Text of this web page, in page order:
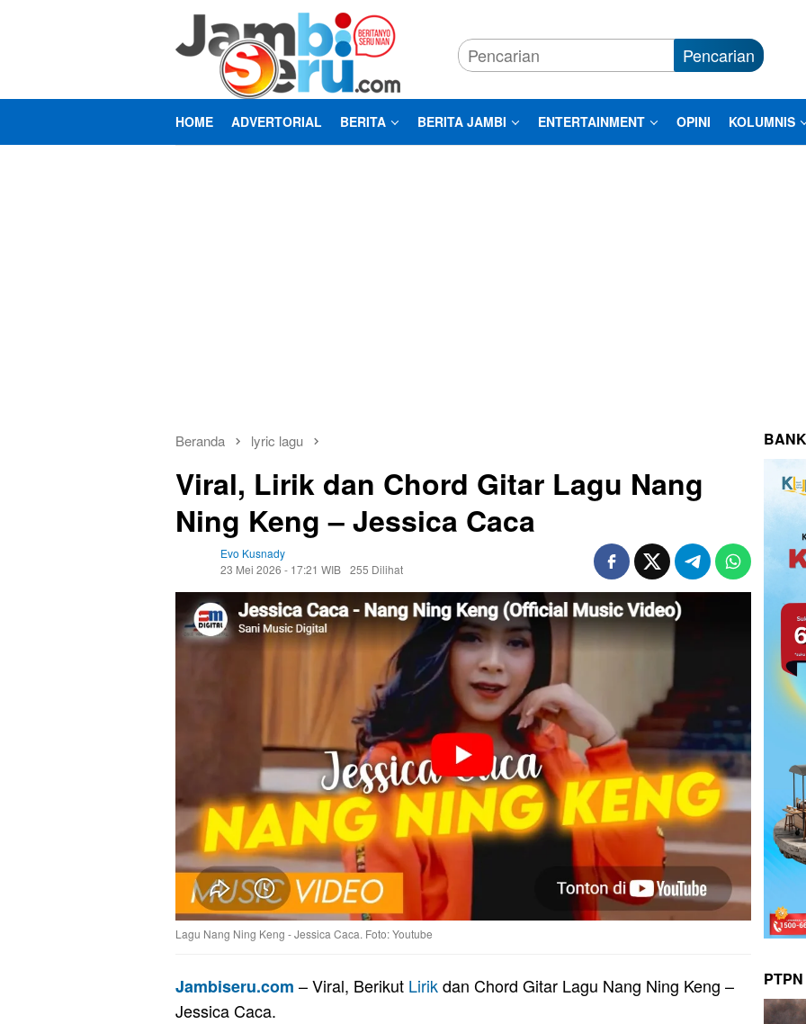
Pencarian
HOME ADVERTORIAL BERITA BERITA JAMBI ENTERTAINMENT OPINI KOLUMNIS
Beranda lyric lagu
Viral, Lirik dan Chord Gitar Lagu Nang
Ning Keng – Jessica Caca
Evo Kusnady
23 Mei 2026 - 17:21 WIB 255 Dilihat
Lagu Nang Ning Keng - Jessica Caca. Foto: Youtube
Jambiseru.com – Viral, Berikut Lirikdan Chord Gitar Lagu Nang Ning Keng –
Jessica Caca.